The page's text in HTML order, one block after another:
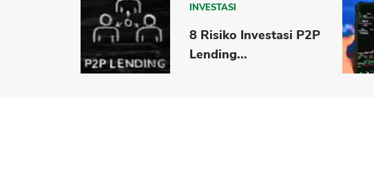
INVESTASI
8 Risiko Investasi P2P
Lending...